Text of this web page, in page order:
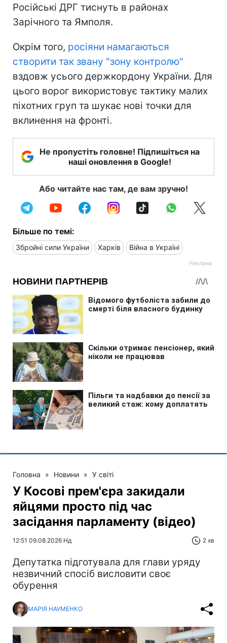
Російські ДРГ тиснуть в районах
Зарічного та Ямполя.
Окрім того, росіяни намагаються
створити так звану "зону контролю"
вздовж усього держкордону України. Для
цього ворог використовує тактику малих
піхотних груп та шукає нові точки для
вклинення на фронті.
Не пропустіть головне! Підпишіться на
наші оновлення в Google!
Або читайте нас там, де вам зручно!
Більше по темі:
Збройні сили України Харків Війна в Україні
Головна » Новини » У світі
У Косові прем'єра закидали
яйцями просто під час
засідання парламенту (відео)
12:51 09.08.2026 Нд 2 хв
Депутатка підготувала для глави уряду
незвичний спосіб висловити своє
обурення
МАРІЯ НАУМЕНКО